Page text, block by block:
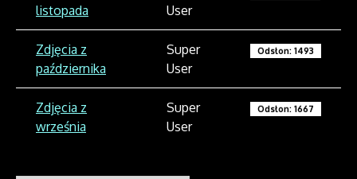
listopada
User
Zdjęcia z
października
Super
User
Odsłon: 1493
Zdjęcia z
września
Super
User
Odsłon: 1667